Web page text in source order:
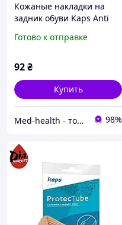
Кожаные накладки на
задник обуви Kaps Anti
натираний
Готово к отправке
92₴
Купить
Мed-health - товары для красоты и здоровья 98%